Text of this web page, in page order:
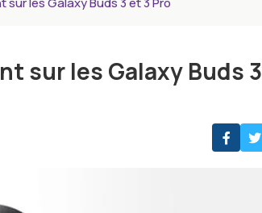
sur les Galaxy Buds 3